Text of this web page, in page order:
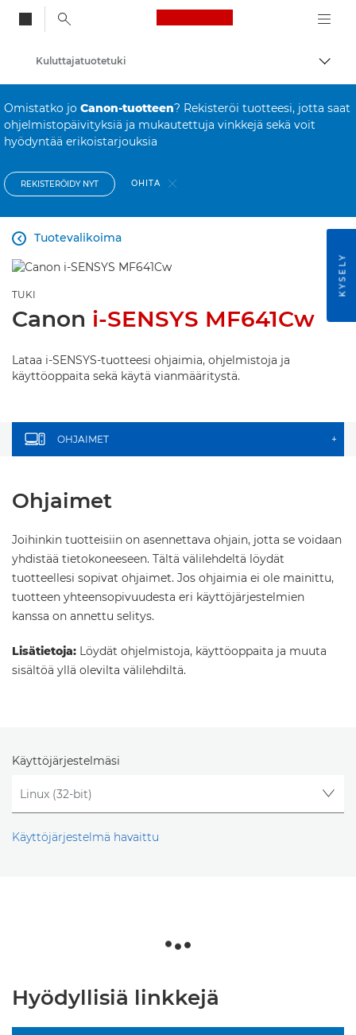
Canon Logo, back
Kuluttajatuotetuki
Omistatko jo Canon-tuotteen? Rekisteröi tuotteesi, jotta saat
ohjelmistopäivityksiä ja mukautettuja vinkkejä sekä voit
hyödyntää erikoistarjouksia
REKISTERÖIDY NYT OHITA
Tuotevalikoima

TUKI
Canon i-SENSYS MF641Cw
Lataa i-SENSYS-tuotteesi ohjaimia, ohjelmistoja ja
käyttöoppaita sekä käytä vianmääritystä.
OHJAIMET +
Ohjaimet
Joihinkin tuotteisiin on asennettava ohjain, jotta se voidaan
yhdistää tietokoneeseen. Tältä välilehdeltä löydät
tuotteellesi sopivat ohjaimet. Jos ohjaimia ei ole mainittu,
tuotteen yhteensopivuudesta eri käyttöjärjestelmien
kanssa on annettu selitys.
Lisätietoja: Löydät ohjelmistoja, käyttöoppaita ja muuta
sisältöä yllä olevilta välilehdiltä.
Käyttöjärjestelmäsi
Käyttöjärjestelmä havaittu
Hyödyllisiä linkkejä
KYSELY